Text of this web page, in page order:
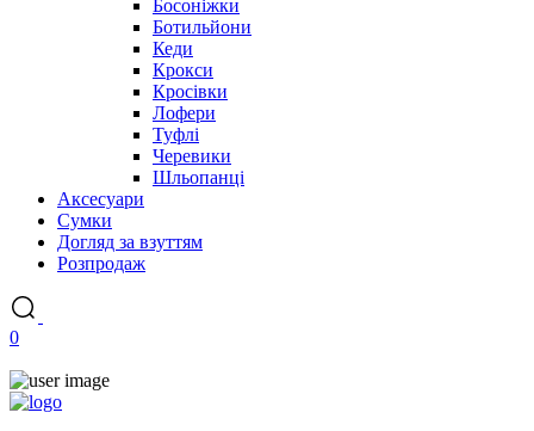
Босоніжки
Ботильйони
Кеди
Крокси
Кросівки
Лофери
Туфлі
Черевики
Шльопанці
Аксесуари
Сумки
Догляд за взуттям
Розпродаж
0